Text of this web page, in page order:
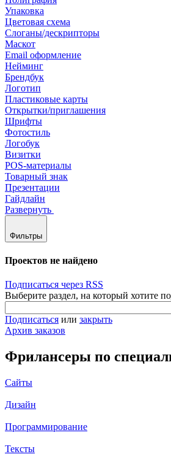
Упаковка
Цветовая схема
Слоганы/дескрипторы
Маскот
Email оформление
Нейминг
Брендбук
Логотип
Пластиковые карты
Открытки/приглашения
Шрифты
Фотостиль
Логобук
Визитки
POS-материалы
Товарный знак
Презентации
Гайдлайн
Развернуть
Фильтры
Проектов не найдено
Подписаться через RSS
Выберите раздел, на который хотите
Подписаться или закрыть
Архив заказов
Фрилансеры по
Сайты
Дизайн
Программирование
Тексты